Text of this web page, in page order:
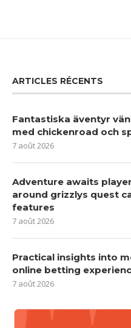
ARTICLES RÉCENTS
Fantastiska äventyr
med chickenroad och
7 août 2026
Adventure awaits
around grizzlys quest
features
7 août 2026
Practical insights into
online betting
7 août 2026